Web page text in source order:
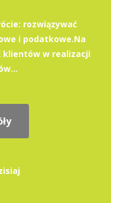
rozwiązywać
i podatkowe.Na
klientów w realizacji